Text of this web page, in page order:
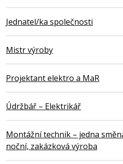
Jednatel/ka společnosti
Mistr výroby
Projektant elektro a MaR
Údržbář – Elektrikář
Montážní technik – jedna
noční, zakázková výroba